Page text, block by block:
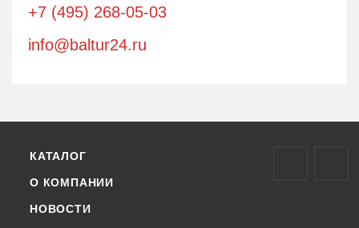
+7 (495) 268-05-03
info@baltur24.ru
КАТАЛОГ
О КОМПАНИИ
НОВОСТИ